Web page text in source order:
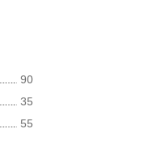
90
35
55